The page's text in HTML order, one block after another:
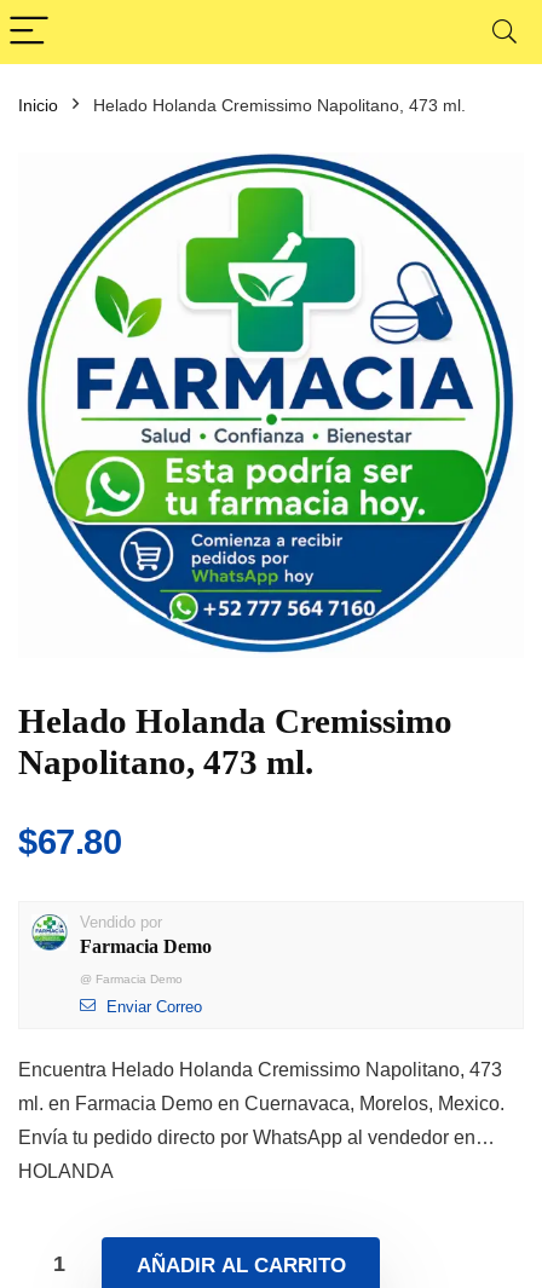
Inicio Helado Holanda Cremissimo Napolitano, 473 ml.
Helado Holanda Cremissimo
Napolitano, 473 ml.
$67.80
Vendido por
Farmacia Demo
@ Farmacia Demo
Enviar Correo
Encuentra Helado Holanda Cremissimo Napolitano, 473
ml. en Farmacia Demo en Cuernavaca, Morelos, Mexico.
Envía tu pedido directo por WhatsApp al vendedor en…
HOLANDA
AÑADIR AL CARRITO